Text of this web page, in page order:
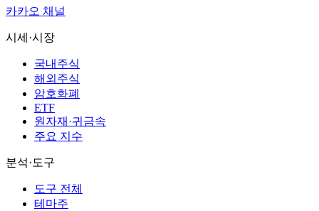
카카오 채널
시세·시장
국내주식
해외주식
암호화폐
ETF
원자재·귀금속
주요 지수
분석·도구
도구 전체
테마주